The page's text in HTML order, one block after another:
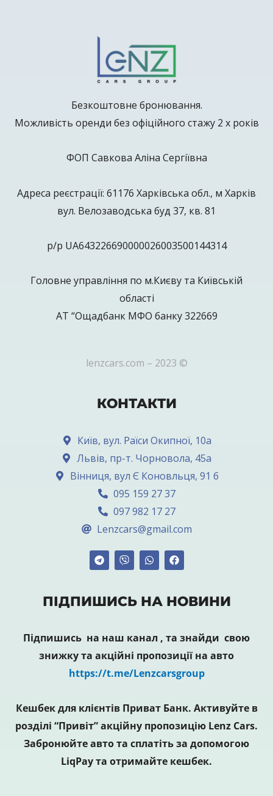
Безкоштовне бронювання.
Можливість оренди без офіційного стажу 2 х років
ФОП Савкова Аліна Сергіївна
Адреса реєстрації: 61176 Харківська обл., м Харків
вул. Велозаводська буд 37, кв. 81
р/р UA643226690000026003500144314
Головне управління по м.Києву та Київській
області
АТ “Ощадбанк МФО банку 322669
lenzcars.com – 2023 ©
КОНТАКТИ
Київ, вул. Раїси Окипної, 10а
Львів, пр-т. Чорновола, 45а
Вінниця, вул Є Коновльця, 91 б
095 159 27 37
097 982 17 27
Lenzcars@gmail.com
ПІДПИШИСЬ НА НОВИНИ
Підпишись на наш канал , та знайди свою
знижку та акційні пропозиції на авто
https://t.me/Lenzcarsgroup
Кешбек для клієнтів Приват Банк. Активуйте в
розділі “Привіт” акційну пропозицію Lenz Cars.
Забронюйте авто та сплатіть за допомогою
LiqPay та отримайте кешбек.